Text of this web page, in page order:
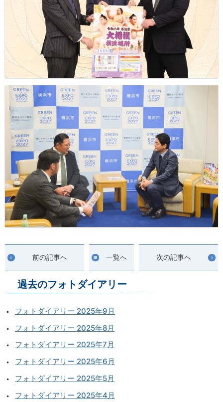
前の記事へ 一覧へ 次の記事へ
過去のフォトダイアリー
フォトダイアリー 2025年9月
フォトダイアリー 2025年8月
フォトダイアリー 2025年7月
フォトダイアリー 2025年6月
フォトダイアリー 2025年5月
フォトダイアリー 2025年4月